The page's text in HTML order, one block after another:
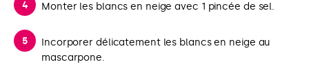
Monter les blancs en neige avec 1 pincée de sel.
Incorporer délicatement les blancs en neige au
mascarpone.